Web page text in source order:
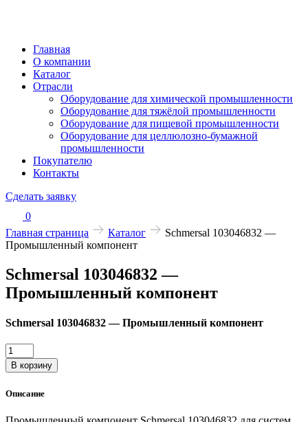
Главная
О компании
Каталог
Отрасли
Оборудование для химической промышленности
Оборудование для тяжёлой промышленности
Оборудование для пищевой промышленности
Оборудование для целлюлозно-бумажной
промышленности
Покупателю
Контакты
Сделать заявку
0
Главная страница
Каталог
Schmersal 103046832 —
Промышленный компонент
Schmersal 103046832 —
Промышленный компонент
Schmersal 103046832 — Промышленный компонент
Количество
товара
Schmersal
—
В корзину
Описание